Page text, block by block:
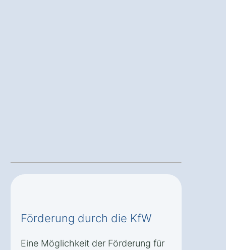
Förderung durch die KfW
Eine Möglichkeit der Förderung für